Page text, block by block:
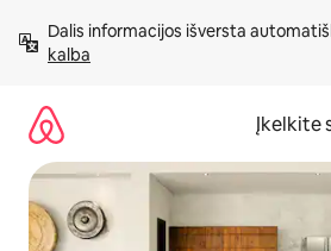
prie
turinio
Dalis informacijos išversta
kalba
Įkelkite